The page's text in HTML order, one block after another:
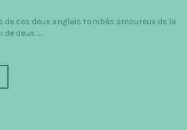
de ces deux anglais tombés amoureux de la
deux…...